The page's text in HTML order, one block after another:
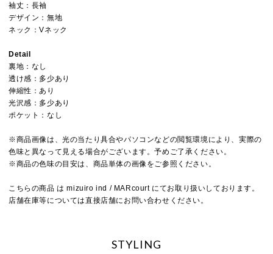
袖丈：長袖
デザイン：無地
ネック：Vネック
Detail
裏地：なし
透け感：多少あり
伸縮性：あり
光沢感：多少あり
ポケット：なし
※商品画像は、光の当たり具合やパソコンなどの閲覧環境により、実際の
色味と異なって見える場合がございます。予めご了承ください。
※商品の色味の目安は、商品単体の画像をご参照ください。
こちらの商品 は mizuiro ind / MARcourt にてお取り扱いしております。
店舗在庫等については直接店舗にお問い合わせください。
STYLING